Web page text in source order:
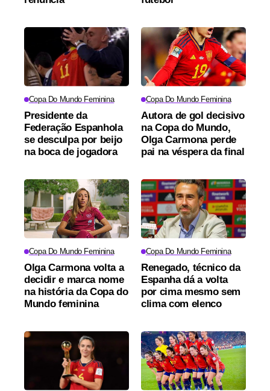
Copa Do Mundo Feminina
Presidente da
Federação Espanhola
se desculpa por beijo
na boca de jogadora
Copa Do Mundo Feminina
Autora de gol decisivo
na Copa do Mundo,
Olga Carmona perde
pai na véspera da final
Copa Do Mundo Feminina
Olga Carmona volta a
decidir e marca nome
na história da Copa do
Mundo feminina
Copa Do Mundo Feminina
Renegado, técnico da
Espanha dá a volta
por cima mesmo sem
clima com elenco